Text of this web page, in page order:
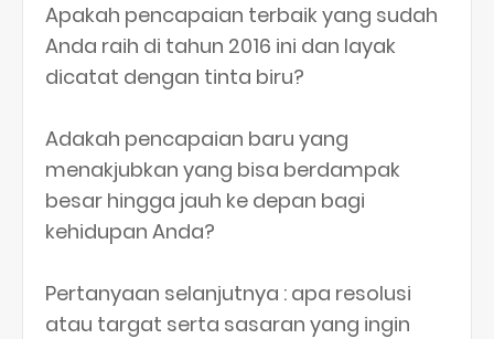
Apakah pencapaian terbaik yang sudah
Anda raih di tahun 2016 ini dan layak
dicatat dengan tinta biru?
Adakah pencapaian baru yang
menakjubkan yang bisa berdampak
besar hingga jauh ke depan bagi
kehidupan Anda?
Pertanyaan selanjutnya : apa resolusi
atau targat serta sasaran yang ingin